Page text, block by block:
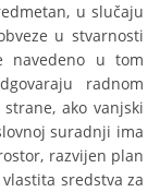
u slučaju
u stvarnosti
navedeno u tom
radnom
ako vanjski
suradnji ima
razvijen plan
sredstva za